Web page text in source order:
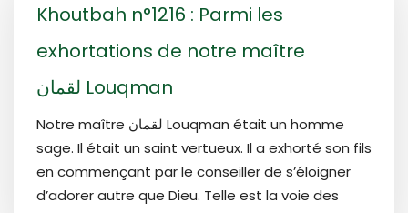
Khoutbah n°1216 : Parmi les
exhortations de notre maître
لقمان Louqman
Notre maître لقمان Louqman était un homme
sage. Il était un saint vertueux. Il a exhorté son fils
en commençant par le conseiller de s’éloigner
d’adorer autre que Dieu. Telle est la voie des